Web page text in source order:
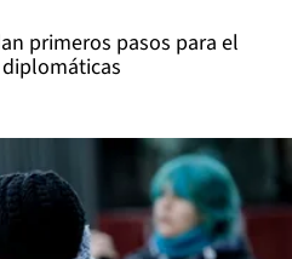
primeros pasos para el